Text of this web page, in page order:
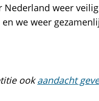
weer
we weer
ookaandacht